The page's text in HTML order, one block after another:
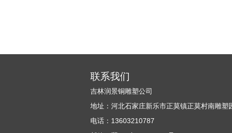
联系我们
吉林润景铜雕塑公司
地址：河北石家庄新乐市正莫镇正莫村南雕塑
电话：13603210787